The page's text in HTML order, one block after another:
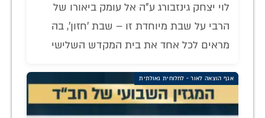
לוי יצחק גינזבורג ע"ה אל עומק ביאורו של
הרבי על שבת מיוחדת זו – שבת 'חזון', בה
מראים לכל אחד את בית המקדש השלישי
אגף הוצאה לאור - לחלוחית גאולתית